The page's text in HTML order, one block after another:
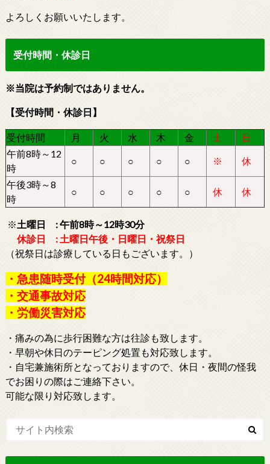
よろしくお願いいたします。
受付時間・休診日
※当院は予約制ではありません。
【受付時間・休診日】
受付時間 月 火 水 木 金 土
日
午前8時～12
時
○ ○ ○ ○ ○ ※ 休
午後3時～8
時
○ ○ ○ ○ ○ 休 休
※土曜日 : 午前8時～12時30分
休診日 : 土曜日午後・日曜日・祝祭日
（祝祭日は診療している日もございます。）
・急患随時受付（24時間対応）
・交通事故対応
・労働災害対応
・痛みの為に歩行困難な方は往診も致します。
・早朝や休日のテーピング処置も対応致します。
・自宅兼施術所となっておりますので、休日・夜間の怪我
でお困りの際はご連絡下さい。
可能な限り対応致します。